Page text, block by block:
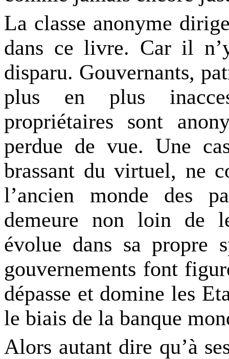
La classe anonyme
dans ce livre. Car il
disparu. Gouvernants,
plus en plus
propriétaires sont
perdue de vue. Une
brassant du virtuel, ne
l’ancien monde des
demeure non loin de
évolue dans sa propre
gouvernements font
dépasse et domine les
le biais de la banque
Alors autant dire qu’à